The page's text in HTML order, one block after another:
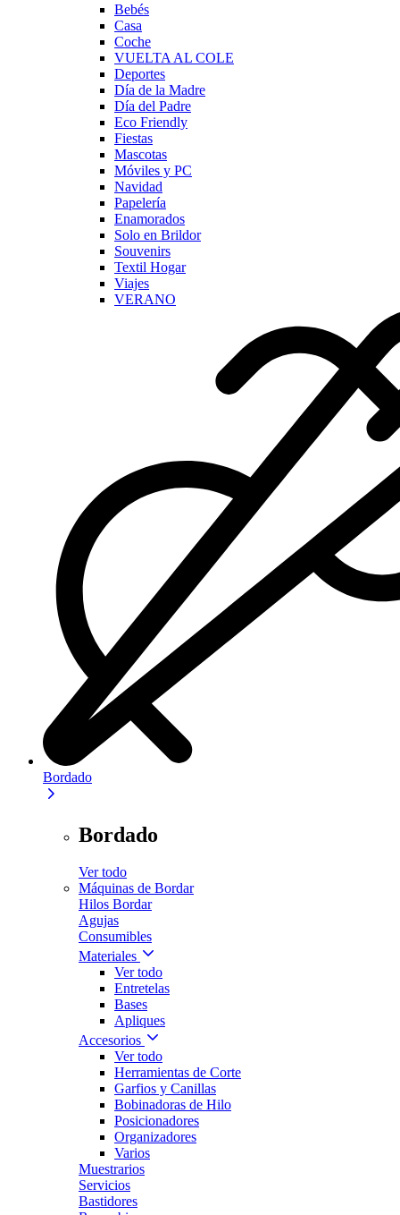
Bebés
Casa
Coche
VUELTA AL COLE
Deportes
Día de la Madre
Día del Padre
Eco Friendly
Fiestas
Mascotas
Móviles y PC
Navidad
Papelería
Enamorados
Solo en Brildor
Souvenirs
Textil Hogar
Viajes
VERANO
Bordado
Bordado
Ver todo
Máquinas de Bordar
Hilos Bordar
Agujas
Consumibles
Materiales
Ver todo
Entretelas
Bases
Apliques
Accesorios
Ver todo
Herramientas de Corte
Garfios y Canillas
Bobinadoras de Hilo
Posicionadores
Organizadores
Varios
Muestrarios
Servicios
Bastidores